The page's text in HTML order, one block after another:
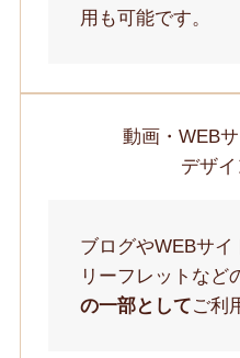
用も可能です。
動画・WEB
デザ
ブログやWEBサイ
リーフレットなど
の一部としてご利